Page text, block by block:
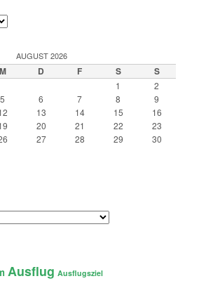
AUGUST 2026
M D F S S
1
2
5 6 7 8
9
13 14 15
16
20 21 22
23
27 28 29
30
Ausflug Ausflugsziel